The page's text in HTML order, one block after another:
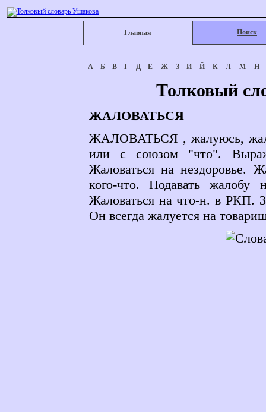
Главная Поиск
А Б В Г Д Е Ж З И Й К Л М Н
Толковый
ЖАЛОВАТЬСЯ
ЖАЛОВАТЬСЯ , жалуюсь,
или с союзом "что".
Жаловаться на нездоровье.
кого-что. Подавать
Жаловаться на что-н. в РКП.
Он всегда жалуется на